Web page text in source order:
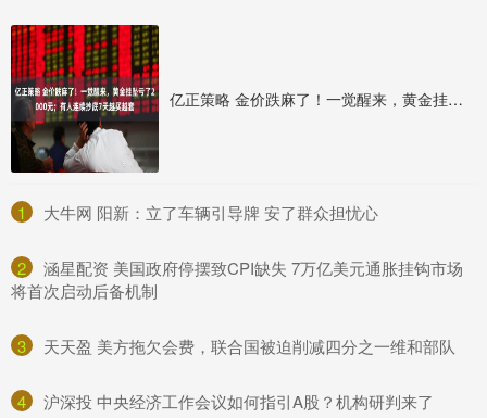
亿正策略 金价跌麻了！一觉醒来，黄金挂坠亏了2000元；有人连续抄底7天越买越套
1 ​大牛网 阳新：立了车辆引导牌 安了群众担忧心
2
​涵星配资 美国政府停摆致CPI缺失 7万亿美元通胀挂钩市场
将首次启动后备机制
3 ​天天盈 美方拖欠会费，联合国被迫削减四分之一维和部队
4 ​沪深投 中央经济工作会议如何指引A股？机构研判来了